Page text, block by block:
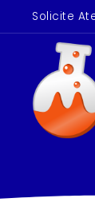
Solicite
E